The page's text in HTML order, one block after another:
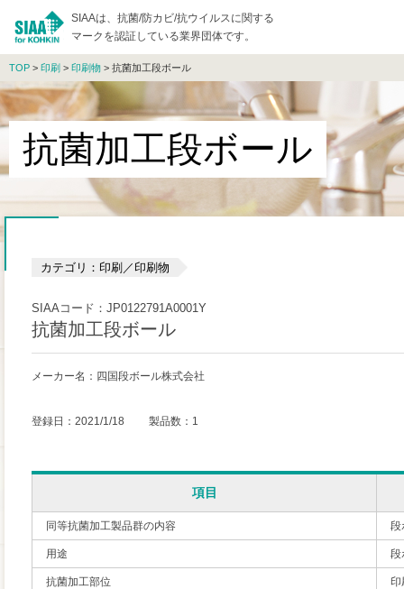
SIAAは、抗菌/防カビ/抗ウイルスに関する
マークを認証している業界団体です。
TOP > 印刷 > 印刷物 > 抗菌加工段ボール
抗菌加工段ボール
カテゴリ：印刷／印刷物
SIAAコード：JP0122791A0001Y
抗菌加工段ボール
メーカー名：四国段ボール株式会社
登録日：2021/1/18 製品数：1
項目
同等抗菌加工製品群の内容 段
用途 段
抗菌加工部位 印